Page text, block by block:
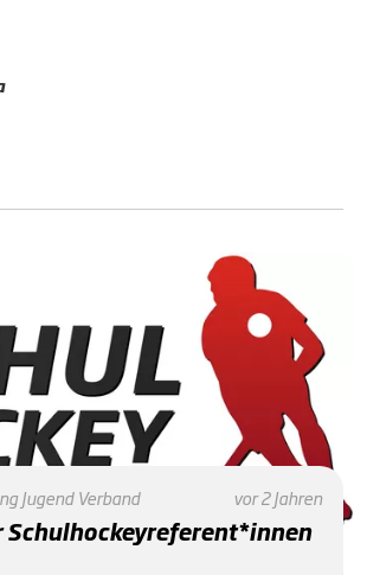
Jugend Verband vor 2 Jahren
Schulhockeyreferent*innen